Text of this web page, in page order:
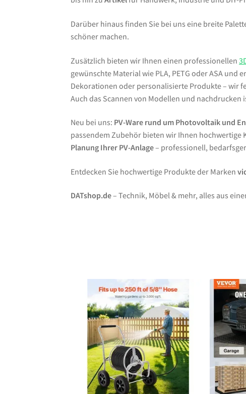
Darüber hinaus finden Sie bei uns eine breite
schöner machen.
Zusätzlich bieten wir Ihnen einen professionellen
gewünschte Material wie PLA, PETG oder ASA
Dekorationen oder personalisierte Produkte – wir
Auch das Scannen von Modellen und nachdrucken
Neu bei uns: PV-Ware rund um Photovoltaik und
passendem Zubehör bieten wir Ihnen
Planung Ihrer PV-Anlage– professionell,
Entdecken Sie hochwertige Produkte der Marken
DATshop.de– Technik, Möbel & mehr, alles aus